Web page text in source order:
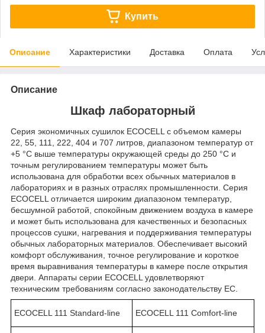
Купить
Описание Характеристики Доставка Оплата
Описание
Шкаф лабораторный
Серия экономичных сушилок ECOCELL с объемом камеры
22, 55, 111, 222, 404 и 707 литров, диапазоном температур от
+5 °С выше температуры окружающей среды до 250 °С и
точным регулированием температуры может быть
использована для обработки всех обычных материалов в
лабораториях и в разных отраслях промышленности. Серия
ECOCELL отличается широким диапазоном температур,
бесшумной работой, спокойным движением воздуха в камере
и может быть использована для качественных и безопасных
процессов сушки, нагревания и поддерживания температуры
обычных лабораторных материалов. Обеспечивает высокий
комфорт обслуживания, точное регулирование и короткое
время выравнивания температуры в камере после открытия
двери. Аппараты серии ECOCELL удовлетворяют
техническим требованиям согласно законодательству ЕС.
ECOCELL 111 Standard-line ECOCELL 111 Сomfort-line